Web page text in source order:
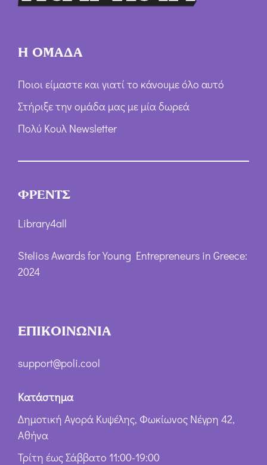
Η ΟΜΑΔΑ
Ποιοι είμαστε και γιατί το κάνουμε όλο αυτό
Στήριξε την ομάδα μας με μία δωρεά
Πολύ Κουλ Newsletter
ΦΡΕΝΤΣ
Library4all
Stelios Awards for Young Entrepreneurs in Greece:
2024
ΕΠΙΚΟΙΝΩΝΙΑ
support@poli.cool
Κατάστημα
Δημοτική Αγορά Κυψέλης, Φωκίωνος Νέγρη 42,
Αθήνα
Τρίτη έως Σάββατο 11:00-19:00